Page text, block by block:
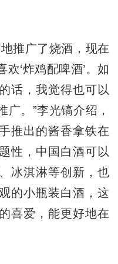
推广了烧酒，现在
‘炸鸡配啤酒’。如
话，我觉得也可以
。”李光镐介绍，
推出的酱香拿铁在
性，中国白酒可以
冰淇淋等创新，也
的小瓶装白酒，这
喜爱，能更好地在